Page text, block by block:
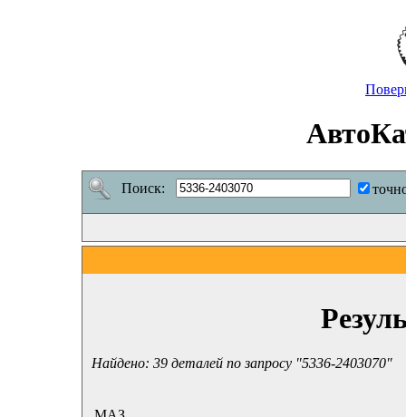
Поиск:
Найдено: 39 деталей по запросу "5336-2403070"